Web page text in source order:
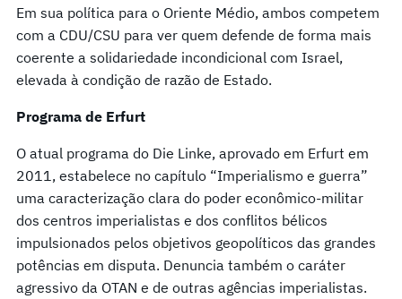
Em sua política para o Oriente Médio, ambos competem
com a CDU/CSU para ver quem defende de forma mais
coerente a solidariedade incondicional com Israel,
elevada à condição de razão de Estado.
Programa de Erfurt
O atual programa do Die Linke, aprovado em Erfurt em
2011, estabelece no capítulo “Imperialismo e guerra”
uma caracterização clara do poder econômico-militar
dos centros imperialistas e dos conflitos bélicos
impulsionados pelos objetivos geopolíticos das grandes
potências em disputa. Denuncia também o caráter
agressivo da OTAN e de outras agências imperialistas.